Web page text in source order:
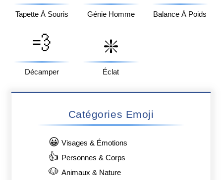
Tapette À Souris Génie Homme Balance À Poids
💨
Décamper
❇️
Éclat
Catégories Emoji
😀 Visages & Émotions
👍 Personnes & Corps
🐶 Animaux & Nature